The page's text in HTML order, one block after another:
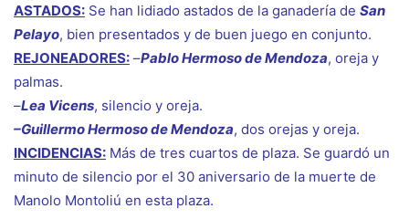
ASTADOS: Se han lidiado astados de la ganadería de San
Pelayo, bien presentados y de buen juego en conjunto.
REJONEADORES: –Pablo Hermoso de Mendoza, oreja y
palmas.
–Lea Vicens, silencio y oreja.
–Guillermo Hermoso de Mendoza, dos orejas y oreja.
INCIDENCIAS: Más de tres cuartos de plaza. Se guardó un
minuto de silencio por el 30 aniversario de la muerte de
Manolo Montoliú en esta plaza.